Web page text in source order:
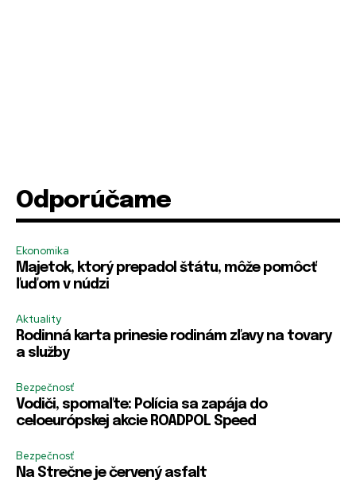
Odporúčame
Ekonomika
Majetok, ktorý prepadol štátu, môže pomôcť
ľuďom v núdzi
Aktuality
Rodinná karta prinesie rodinám zľavy na tovary
a služby
Bezpečnosť
Vodiči, spomaľte: Polícia sa zapája do
celoeurópskej akcie ROADPOL Speed
Bezpečnosť
Na Strečne je červený asfalt